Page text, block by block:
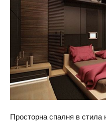
Просторна спалня в